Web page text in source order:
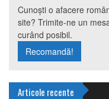
Cunoști o afacere
site? Trimite-ne un
curând posibil.
Recomandă!
Articole recente